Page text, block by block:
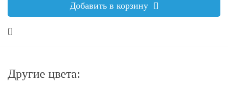
Добавить в корзину
[]
Другие цвета: